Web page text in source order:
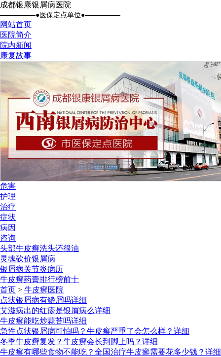
成都银康银屑病医院
●医保定点单位●
网站首页
医院简介
院内新闻
康复故事
危害
护理
治疗
症状
病因
咨询
头部牛皮癣洗头还很油
灵魂砍价银屑病
银屑病关节炎病历
牛皮癣药膏排行榜前十
首页 > 牛皮癣医院
点状银屑病有鳞屑吗详细
艾滋病出的红疹是银屑病么详细
牛皮癣能吃炒蒜苔吗详细
急性点状银屑病可怕吗？牛皮癣严重了会怎么样？ 详细
冬季牛皮癣复发？牛皮癣会长到脚上吗？ 详细
牛皮癣有哪些食物不能吃？全国治疗牛皮癣需要花多少钱？ 详细